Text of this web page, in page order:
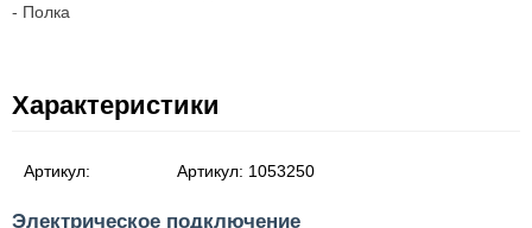
- Полка
Характеристики
Артикул: Артикул: 1053250
Электрическое подключение